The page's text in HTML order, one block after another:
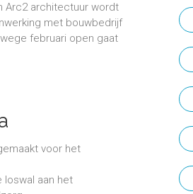
Arc2 architectuur wordt
met bouwbedrijf
februari open gaat
voor het
loswal aan het